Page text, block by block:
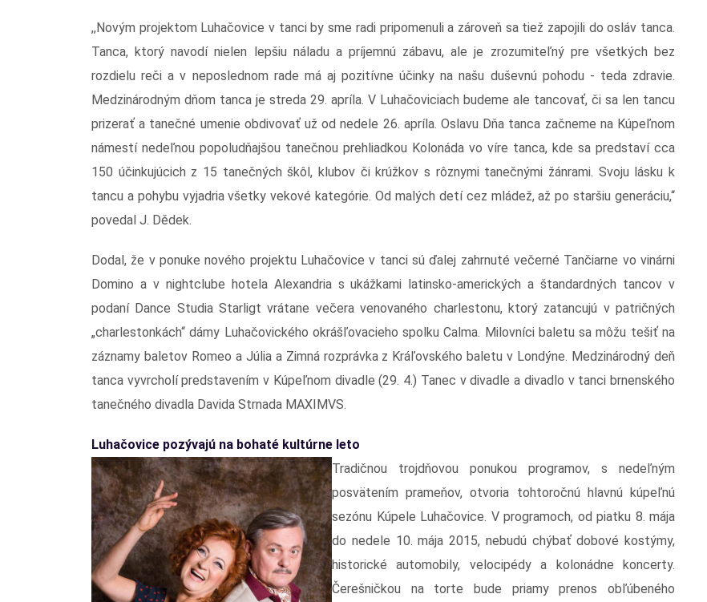
,,Novým projektom Luhačovice v tanci by sme radi pripomenuli a zároveň sa tiež zapojili do osláv tanca.
Tanca, ktorý navodí nielen lepšiu náladu a príjemnú zábavu, ale je zrozumiteľný pre všetkých bez
rozdielu reči a v neposlednom rade má aj pozitívne účinky na našu duševnú pohodu - teda zdravie.
Medzinárodným dňom tanca je streda 29. apríla. V Luhačoviciach budeme ale tancovať, či sa len tancu
prizerať a tanečné umenie obdivovať už od nedele 26. apríla. Oslavu Dňa tanca začneme na Kúpeľnom
námestí nedeľnou popoludňajšou tanečnou prehliadkou Kolonáda vo víre tanca, kde sa predstaví cca
150 účinkujúcich z 15 tanečných škôl, klubov či krúžkov s rôznymi tanečnými žánrami. Svoju lásku k
tancu a pohybu vyjadria všetky vekové kategórie. Od malých detí cez mládež, až po staršiu generáciu,“
povedal J. Dědek.
Dodal, že v ponuke nového projektu Luhačovice v tanci sú ďalej zahrnuté večerné Tančiarne vo vinárni
Domino a v nightclube hotela Alexandria s ukážkami latinsko-amerických a štandardných tancov v
podaní Dance Studia Starligt vrátane večera venovaného charlestonu, ktorý zatancujú v patričných
„charlestonkách“ dámy Luhačovického okrášľovacieho spolku Calma. Milovníci baletu sa môžu tešiť na
záznamy baletov Romeo a Júlia a Zimná rozprávka z Kráľovského baletu v Londýne. Medzinárodný deň
tanca vyvrcholí predstavením v Kúpeľnom divadle (29. 4.) Tanec v divadle a divadlo v tanci brnenského
tanečného divadla Davida Strnada MAXIMVS.
Luhačovice pozývajú na bohaté kultúrne leto
Tradičnou trojdňovou ponukou programov, s nedeľným
posvätením prameňov, otvoria tohtoročnú hlavnú kúpeľnú
sezónu Kúpele Luhačovice. V programoch, od piatku 8. mája
do nedele 10. mája 2015, nebudú chýbať dobové kostýmy,
historické automobily, velocipédy a kolonádne koncerty.
Čerešničkou na torte bude priamy prenos obľúbeného